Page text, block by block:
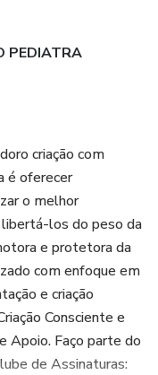
PEDIATRA
criação com
é oferecer
o melhor
los do peso da
e protetora da
com enfoque em
e criação
Consciente e
Apoio. Faço parte do
de Assinaturas: